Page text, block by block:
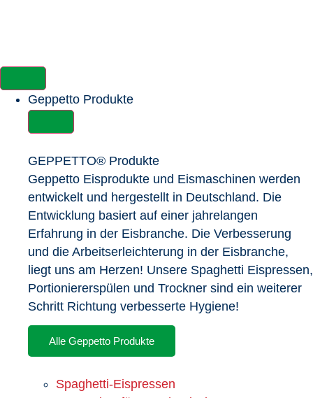
Geppetto Produkte
GEPPETTO® Produkte
Geppetto Eisprodukte und Eismaschinen werden
entwickelt und hergestellt in Deutschland. Die
Entwicklung basiert auf einer jahrelangen
Erfahrung in der Eisbranche. Die Verbesserung
und die Arbeitserleichterung in der Eisbranche,
liegt uns am Herzen! Unsere Spaghetti Eispressen,
Portioniererspülen und Trockner sind ein weiterer
Schritt Richtung verbesserte Hygiene!
Alle Geppetto Produkte
Spaghetti-Eispressen